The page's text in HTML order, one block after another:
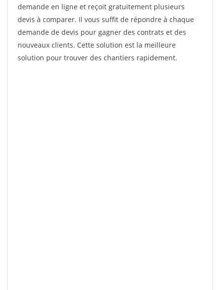
demande en ligne et reçoit gratuitement plusieurs
devis à comparer. Il vous suffit de répondre à chaque
demande de devis pour gagner des contrats et des
nouveaux clients. Cette solution est la meilleure
solution pour trouver des chantiers rapidement.